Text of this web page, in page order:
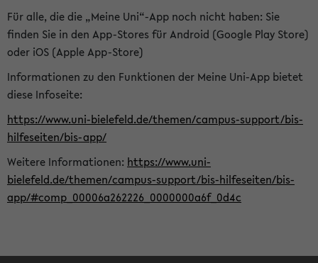
Für alle, die die „Meine Uni“-App noch nicht haben: Sie
finden Sie in den App-Stores für Android (Google Play Store)
oder iOS (Apple App-Store)
Informationen zu den Funktionen der Meine Uni-App bietet
diese Infoseite:
https://www.uni-bielefeld.de/themen/campus-support/bis-
hilfeseiten/bis-app/
Weitere Informationen: https://www.uni-
bielefeld.de/themen/campus-support/bis-hilfeseiten/bis-
app/#comp_00006a262226_0000000a6f_0d4c